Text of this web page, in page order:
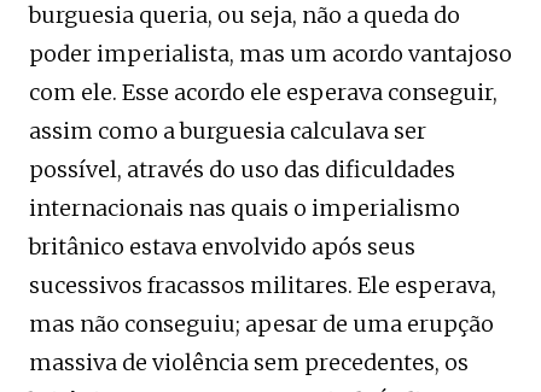
burguesia queria, ou seja, não a queda do
poder imperialista, mas um acordo vantajoso
com ele. Esse acordo ele esperava conseguir,
assim como a burguesia calculava ser
possível, através do uso das dificuldades
internacionais nas quais o imperialismo
britânico estava envolvido após seus
sucessivos fracassos militares. Ele esperava,
mas não conseguiu; apesar de uma erupção
massiva de violência sem precedentes, os